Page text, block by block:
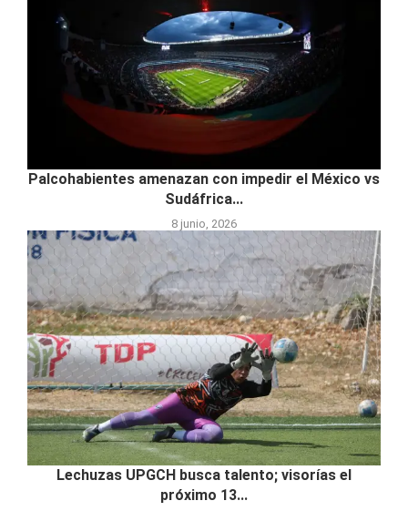
Palcohabientes amenazan con impedir el México vs
Sudáfrica...
8 junio, 2026
Lechuzas UPGCH busca talento; visorías el
próximo 13...